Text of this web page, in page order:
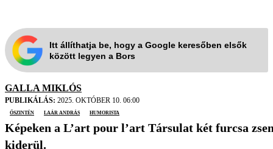
Itt állíthatja be, hogy a Google keresőben elsők
között legyen a Bors
GALLA MIKLÓS
PUBLIKÁLÁS: 2025. OKTÓBER 10. 06:00
őszintén
Laár András humorista
Képeken a L’art pour l’art Társulat két furcsa
kiderül.